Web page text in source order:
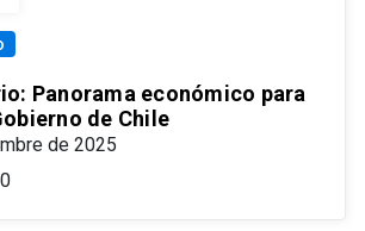
Panorama económico para
de Chile
de 2025